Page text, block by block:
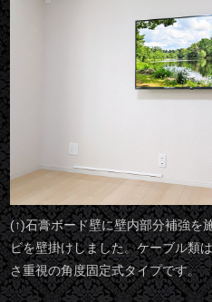
(↑)石膏ボード壁に壁内部分補強を
ビを壁掛けしました。ケーブル類
さ重視の角度固定式タイプです。